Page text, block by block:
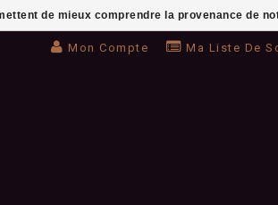
Mon Compte Ma Liste De
de mieux comprendre la provenance de